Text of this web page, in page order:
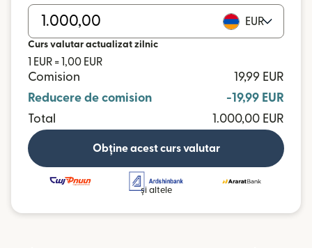
EUR
Curs valutar actualizat zilnic
1 EUR = 1,00 EUR
Comision
19,99 EUR
Reducere de comision
-19,99 EUR
Total
1.000,00 EUR
Obține acest curs valutar
și altele